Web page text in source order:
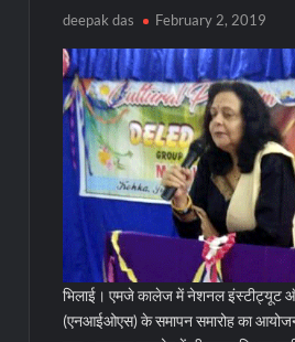
deepak das February 2, 2019
भिलाई। एमजे कालेज में नेशनल
(एनआईओएस) के समापन समारोह का आयोजन